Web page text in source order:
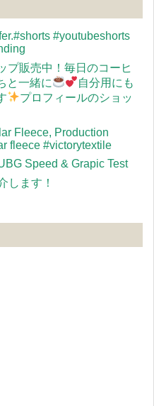
#youtubeshorts
プ販売中！毎日のコーヒ
と一緒に
自分用にも
プロフィールのショッ
Fleece, Production
fleece #victorytextile
Speed & Grapic Test
します！